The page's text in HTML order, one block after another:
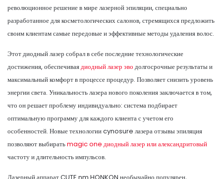
революционное решение в мире лазерной эпиляции, специально
разработанное для косметологических салонов, стремящихся предложить
своим клиентам самые передовые и эффективные методы удаления волос.
Этот диодный лазер собрал в себе последние технологические
достижения, обеспечиваядиодный лазер эво долгосрочные результаты и
максимальный комфорт в процессе процедур. Позволяет снизить уровень
энергии света. Уникальность лазера нового поколения заключается в том,
что он решает проблему индивидуально: система подбирает
оптимальную программу для каждого клиента с учетом его
особенностей. Новые технологии cynosure лазера отзывы эпиляция
позволяют выбиратьmagic one диодный лазер или александритовый
частоту и длительность импульсов.